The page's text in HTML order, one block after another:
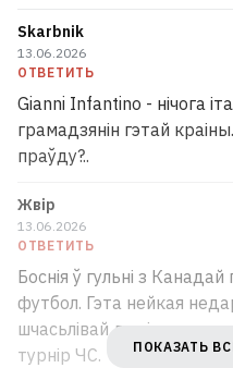
Skarbnik
13.06.2026
ОТВЕТИТЬ
Gianni Infantino - нічога
грамадзянін гэтай
праўду?..
Жвір
13.06.2026
ОТВЕТИТЬ
Боснія ў гульні з
футбол. Гэта нейкая
шчасьлівай для іх
турнір ЧС.
ПОКАЗАТЬ
Они прилетели
страны Африки